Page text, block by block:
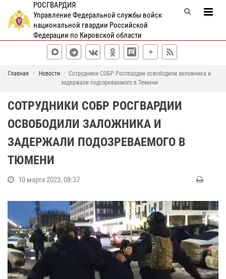
РОСГВАРДИЯ
Управление Федеральной службы войск
национальной гвардии Российской
Федерации по Кировской области
Главная Новости
Сотрудники СОБР Росгвардии освободили заложника и
задержали подозреваемого в Тюмени
СОТРУДНИКИ СОБР РОСГВАРДИИ
ОСВОБОДИЛИ ЗАЛОЖНИКА И
ЗАДЕРЖАЛИ ПОДОЗРЕВАЕМОГО В
ТЮМЕНИ
10 марта 2023, 08:37